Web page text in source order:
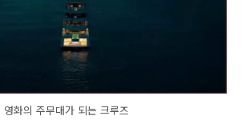
영화의 주무대가 되는 크루즈